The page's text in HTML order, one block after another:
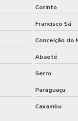
Corinto
Francisco Sá
Conceição do
Abaeté
Serro
Paraguaçu
Caxambu